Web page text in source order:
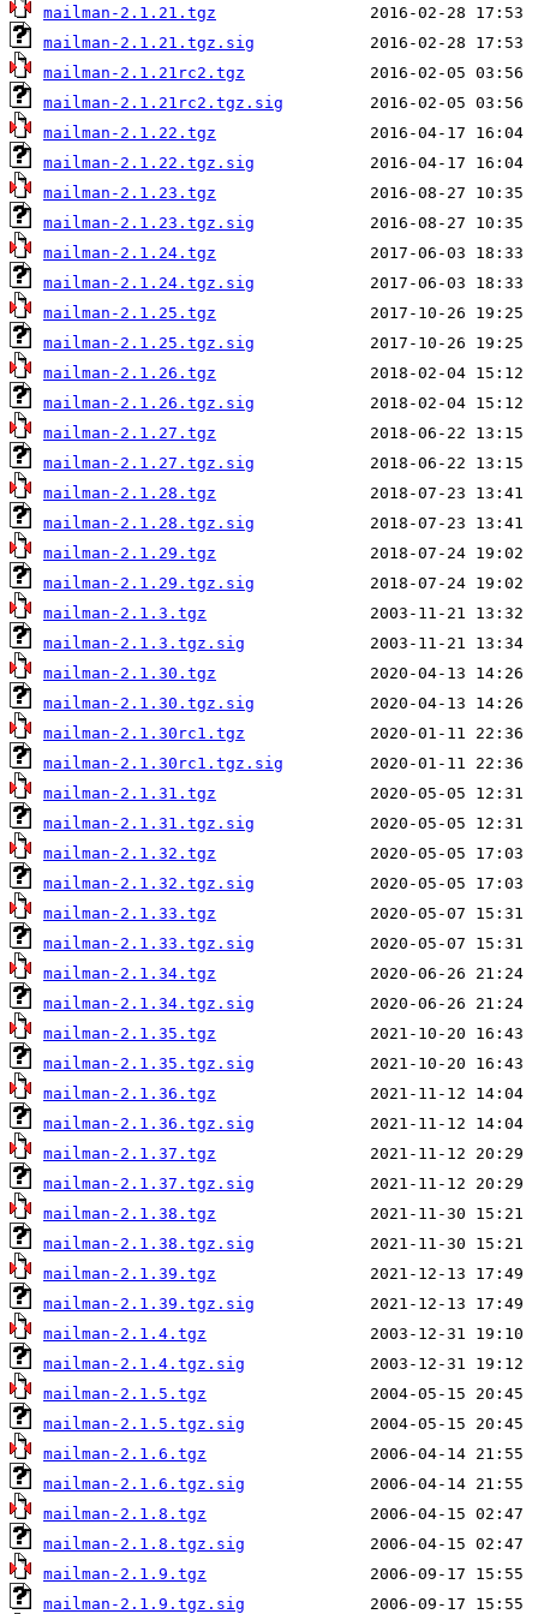
mailman-2.1.21.tgz
mailman-2.1.21.tgz.sig
mailman-2.1.21rc2.tgz
mailman-2.1.21rc2.tgz.sig
mailman-2.1.22.tgz
mailman-2.1.22.tgz.sig
mailman-2.1.23.tgz
mailman-2.1.23.tgz.sig
mailman-2.1.24.tgz
mailman-2.1.24.tgz.sig
mailman-2.1.25.tgz
mailman-2.1.25.tgz.sig
mailman-2.1.26.tgz
mailman-2.1.26.tgz.sig
mailman-2.1.27.tgz
mailman-2.1.27.tgz.sig
mailman-2.1.28.tgz
mailman-2.1.28.tgz.sig
mailman-2.1.29.tgz
mailman-2.1.29.tgz.sig
mailman-2.1.3.tgz
mailman-2.1.3.tgz.sig
mailman-2.1.30.tgz
mailman-2.1.30.tgz.sig
mailman-2.1.30rc1.tgz
mailman-2.1.30rc1.tgz.sig
mailman-2.1.31.tgz
mailman-2.1.31.tgz.sig
mailman-2.1.32.tgz
mailman-2.1.32.tgz.sig
mailman-2.1.33.tgz
mailman-2.1.33.tgz.sig
mailman-2.1.34.tgz
mailman-2.1.34.tgz.sig
mailman-2.1.35.tgz
mailman-2.1.35.tgz.sig
mailman-2.1.36.tgz
mailman-2.1.36.tgz.sig
mailman-2.1.37.tgz
mailman-2.1.37.tgz.sig
mailman-2.1.38.tgz
mailman-2.1.38.tgz.sig
mailman-2.1.39.tgz
mailman-2.1.39.tgz.sig
mailman-2.1.4.tgz
mailman-2.1.4.tgz.sig
mailman-2.1.5.tgz
mailman-2.1.5.tgz.sig
mailman-2.1.6.tgz
mailman-2.1.6.tgz.sig
mailman-2.1.8.tgz
mailman-2.1.8.tgz.sig
mailman-2.1.9.tgz
mailman-2.1.9.tgz.sig